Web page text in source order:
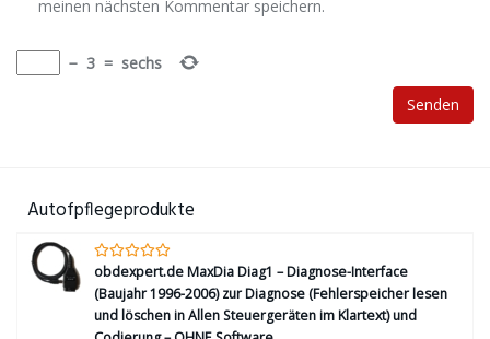
meinen nächsten Kommentar speichern.
− 3 = sechs
Autofpflegeprodukte
obdexpert.de MaxDia Diag1 – Diagnose-Interface
(Baujahr 1996-2006) zur Diagnose (Fehlerspeicher lesen
und löschen in Allen Steuergeräten im Klartext) und